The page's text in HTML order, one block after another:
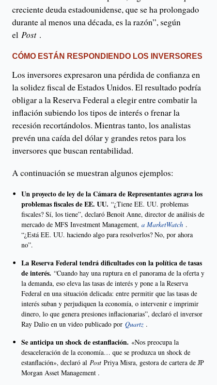
creciente deuda estadounidense, que se ha prolongado
durante al menos una década, es la razón”, según
el Post .
CÓMO ESTÁN RESPONDIENDO LOS INVERSORES
Los inversores expresaron una pérdida de confianza en
la solidez fiscal de Estados Unidos. El resultado podría
obligar a la Reserva Federal a elegir entre combatir la
inflación subiendo los tipos de interés o frenar la
recesión recortándolos. Mientras tanto, los analistas
prevén una caída del dólar y grandes retos para los
inversores que buscan rentabilidad.
A continuación se muestran algunos ejemplos:
Un proyecto de ley de la Cámara de Representantes agrava los
problemas fiscales de EE. UU. “¿Tiene EE. UU. problemas
fiscales? Sí, los tiene”, declaró Benoit Anne, director de análisis de
mercado de MFS Investment Management, a MarketWatch .
“¿Está EE. UU. haciendo algo para resolverlos? No, por ahora
no”.
La Reserva Federal tendrá dificultades con la política de tasas
de interés. “Cuando hay una ruptura en el panorama de la oferta y
la demanda, eso eleva las tasas de interés y pone a la Reserva
Federal en una situación delicada: entre permitir que las tasas de
interés suban y perjudiquen la economía, o intervenir e imprimir
dinero, lo que genera presiones inflacionarias”, declaró el inversor
Ray Dalio en un video publicado por Quartz.
Se anticipa un shock de estanflación. «Nos preocupa la
desaceleración de la economía… que se produzca un shock de
estanflación», declaró al Post Priya Misra, gestora de cartera de JP
Morgan Asset Management .